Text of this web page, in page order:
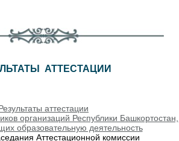
АТТЕСТАЦИИ
аттестации
организаций Республики Башкортостан,
образовательную деятельность
Аттестационной комиссии